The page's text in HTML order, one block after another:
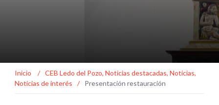
Inicio / CEB Ledo del Pozo, Noticias destacadas, Noticias,
Noticias de interés
/ Presentación restauración